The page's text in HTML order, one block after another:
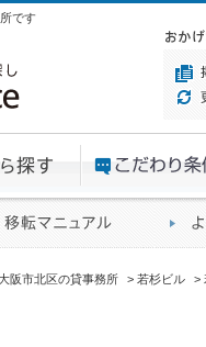
です
阪市北区の貸事務所 若杉ビル